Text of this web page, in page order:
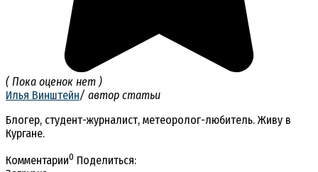
( Пока оценок нет )
Илья Винштейн/ автор статьи
Блогер, студент-журналист, метеоролог-любитель. Живу в
Кургане.
Комментарии0 Поделиться: